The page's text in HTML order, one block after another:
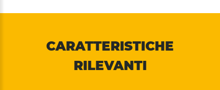
CARATTERISTICHE
RILEVANTI